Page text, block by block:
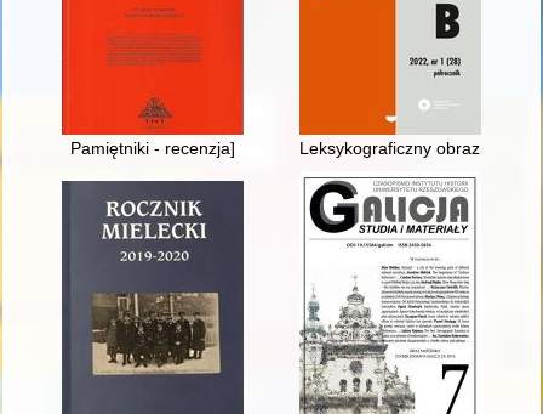
Pamiętniki - recenzja] Leksykograficzny obraz